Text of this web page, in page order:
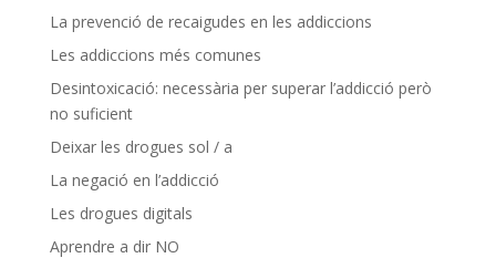
La prevenció de recaigudes en les addiccions
Les addiccions més comunes
Desintoxicació: necessària per superar l’addicció però
no suficient
Deixar les drogues sol / a
La negació en l’addicció
Les drogues digitals
Aprendre a dir NO